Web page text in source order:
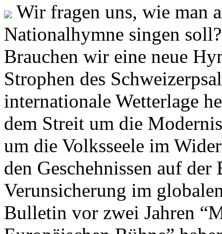
Wir fragen uns, wie man
Nationalhymne singen
Brauchen wir eine neue
Strophen des
internationale Wetterlage
dem Streit um die
um die Volksseele im
den Geschehnissen auf
Verunsicherung im
Bulletin vor zwei Jahren